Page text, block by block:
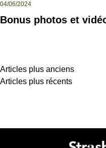
04/06/2024
Bonus photos et
Navigation
Articles plus anciens
Articles plus récents